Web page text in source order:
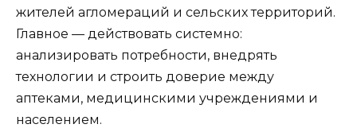
жителей агломераций и сельских территорий.
Главное — действовать системно:
анализировать потребности, внедрять
технологии и строить доверие между
аптеками, медицинскими учреждениями и
населением.